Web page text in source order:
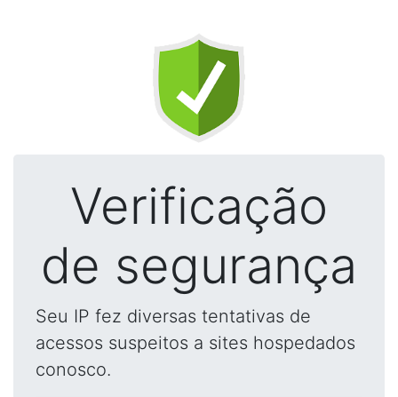
Verificação
de segurança
Seu IP fez diversas tentativas de
acessos suspeitos a sites hospedados
conosco.